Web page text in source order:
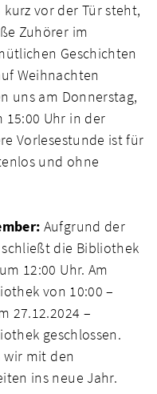
vor der Tür steht,
Zuhörer im
Geschichten
Weihnachten
uns am Donnerstag,
15:00 Uhr in der
Vorlesestunde ist für
und ohne
Aufgrund der
die Bibliothek
12:00 Uhr. Am
von 10:00 –
27.12.2024 –
geschlossen.
wir mit den
ins neue Jahr.